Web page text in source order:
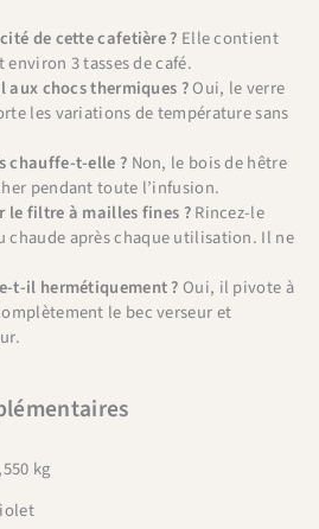
de cette cafetière ? Elle contient
3 tasses de café.
aux chocs thermiques ?Oui, le verre
les variations de température sans
chauffe-t-elle ? Non, le bois de hêtre
pendant toute l’infusion.
le filtre à mailles fines ?Rincez-le
chaude après chaque utilisation. Il ne
t-il hermétiquement ?Oui, il pivote à
le bec verseur et
kg